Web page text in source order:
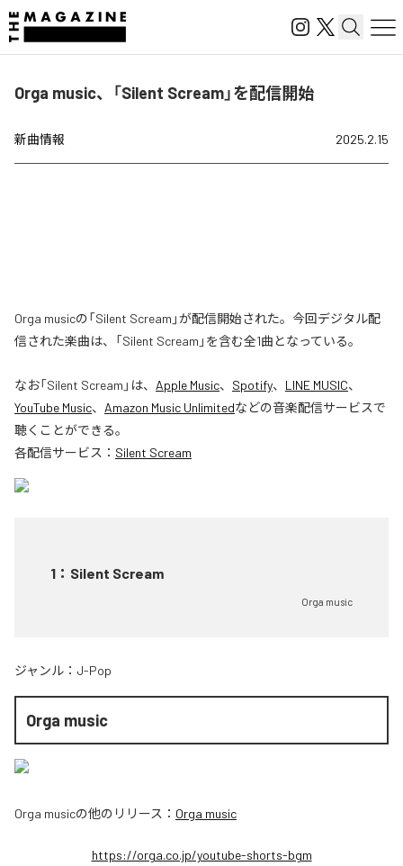
Orga music、「Silent Scream」を配信開始
新曲情報 2025.2.15
Orga musicの「Silent Scream」が配信開始された。今回デジタル配
信された楽曲は、「Silent Scream」を含む全1曲となっている。
なお「Silent Scream 」は、 Apple Music、 Spotify、 LINE MUSIC、
YouTube Music、 Amazon Music Unlimitedなどの音楽配信サービスで
聴くことができる。
各配信サービス： Silent Scream
1 ： Silent Scream
Orga music
ジャンル： J-Pop
Orga music
Orga musicの他のリリース： Orga music
https://orga.co.jp/youtube-shorts-bgm